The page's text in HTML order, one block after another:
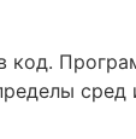
в код.
сред